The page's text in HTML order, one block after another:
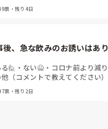
票・残り4日
後、急な飲みのお誘いはあ
🙋 ・ ない🙅 ・ コロナ前より減
（コメントで教えてください）
票・残り2日